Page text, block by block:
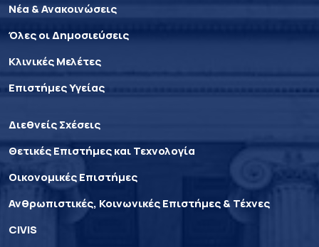
Νέα & Ανακοινώσεις
Όλες οι Δημοσιεύσεις
Κλινικές Μελέτες
Επιστήμες Υγείας
Διεθνείς Σχέσεις
Θετικές Επιστήμες και Τεχνολογία
Οικονομικές Επιστήμες
Ανθρωπιστικές, Κοινωνικές Επιστήμες & Τέχνες
CIVIS